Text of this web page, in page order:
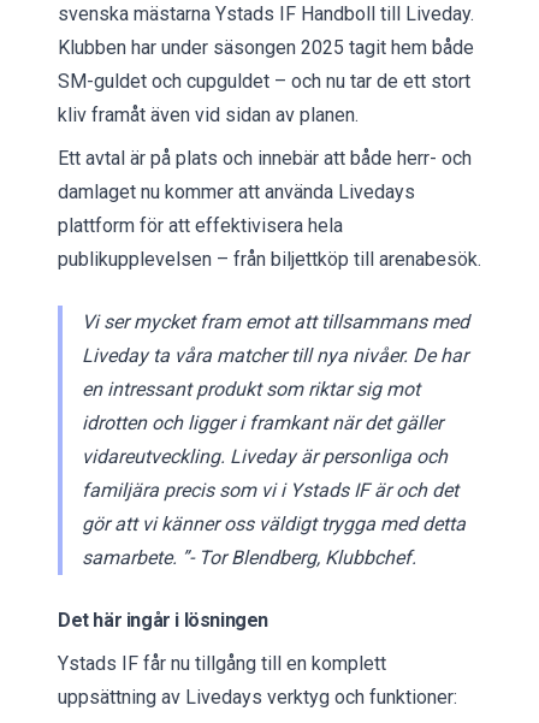
svenska mästarna Ystads IF Handboll till Liveday.
Klubben har under säsongen 2025 tagit hem både
SM-guldet och cupguldet – och nu tar de ett stort
kliv framåt även vid sidan av planen.
Ett avtal är på plats och innebär att både herr- och
damlaget nu kommer att använda Livedays
plattform för att effektivisera hela
publikupplevelsen – från biljettköp till arenabesök.
Vi ser mycket fram emot att tillsammans med
Liveday ta våra matcher till nya nivåer. De har
en intressant produkt som riktar sig mot
idrotten och ligger i framkant när det gäller
vidareutveckling. Liveday är personliga och
familjära precis som vi i Ystads IF är och det
gör att vi känner oss väldigt trygga med detta
samarbete. ”- Tor Blendberg, Klubbchef.
Det här ingår i lösningen
Ystads IF får nu tillgång till en komplett
uppsättning av Livedays verktyg och funktioner: